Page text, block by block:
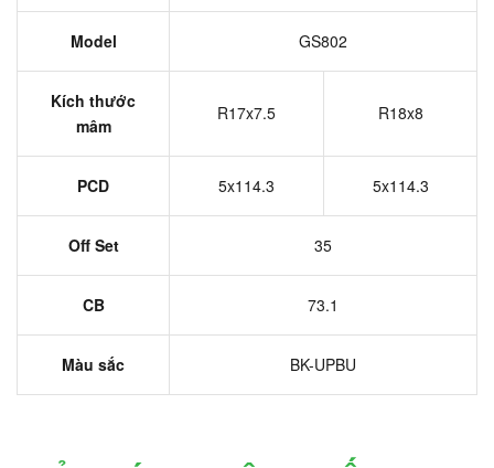
Model GS802
Kích thước
mâm
R17x7.5 R18x8
PCD 5x114.3 5x114.3
Off Set 35
CB 73.1
Màu sắc BK-UPBU